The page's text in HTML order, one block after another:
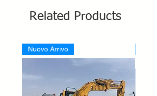
Related Products
Nuovo Arrivo